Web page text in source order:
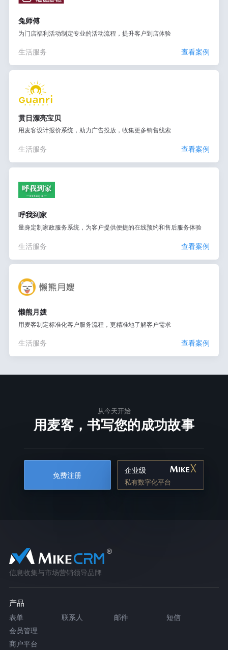
兔师傅
为门店福利活动制定专业的活动流程，提升客户到店体验
生活服务 查看案例
贯日漂亮宝贝
用麦客设计报价系统，助力广告投放，收集更多销售线索
生活服务 查看案例
呼我到家
量身定制家政服务系统，为客户提供便捷的在线预约和售后服务体验
生活服务 查看案例
懒熊月嫂
用麦客制定标准化客户服务流程，更精准地了解客户需求
生活服务 查看案例
从今天开始
用麦客，书写您的成功故事
免费注册
企业级
私有数字化平台
信息收集与市场营销领导品牌
产品
表单 联系人 邮件
短信
会员管理
商户平台